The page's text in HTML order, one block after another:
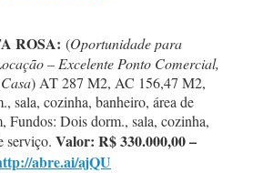
ROSA: (Oportunidade para
– Excelente Ponto Comercial,
) AT 287 M2, AC 156,47 M2,
sala, cozinha, banheiro, área de
Fundos: Dois dorm., sala, cozinha,
serviço. Valor: R$ 330.000,00 –
abre.ai/ajQU